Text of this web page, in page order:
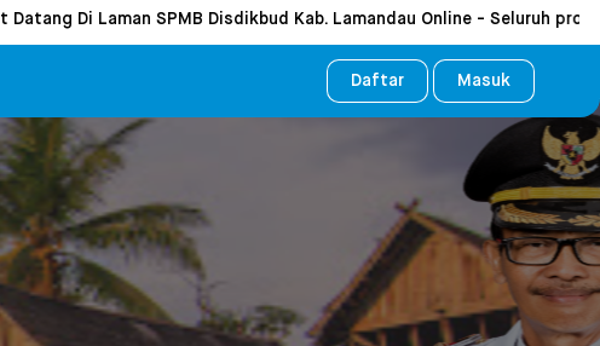
Daftar Masuk
Di Laman SPMB Disdikbud Kab. Lamandau Online - Seluruh